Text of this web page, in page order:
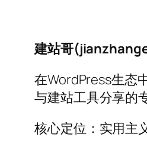
建站哥
在WordPress生态
与建站工具分享的
核心定位：实用主